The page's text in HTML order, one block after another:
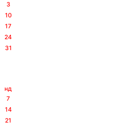
3
10
17
24
31
нд
7
14
21